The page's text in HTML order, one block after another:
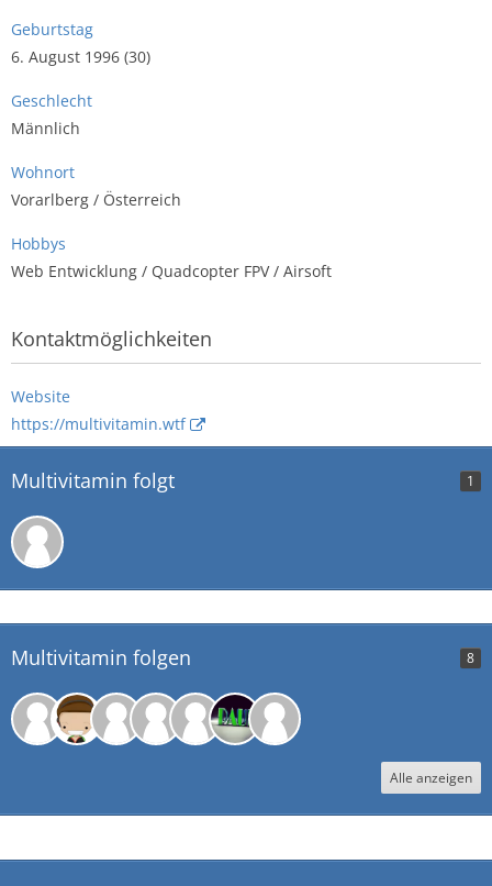
Geburtstag
6. August 1996 (30)
Geschlecht
Männlich
Wohnort
Vorarlberg / Österreich
Hobbys
Web Entwicklung / Quadcopter FPV / Airsoft
Kontaktmöglichkeiten
Website
https://multivitamin.wtf
Multivitamin folgt 1
Multivitamin folgen 8
Alle anzeigen